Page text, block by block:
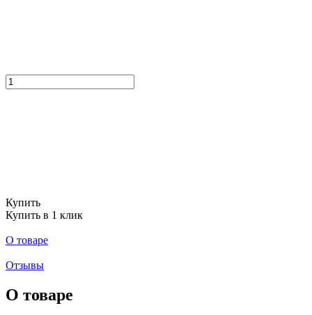
Купить
Купить в 1 клик
О товаре
Отзывы
О товаре